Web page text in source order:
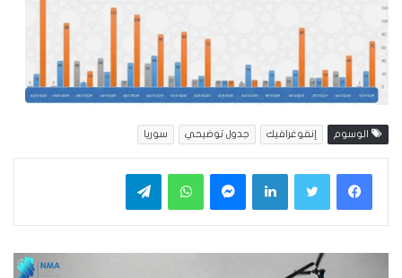
الوسوم إنفوغرافيك جدول توضيحي سوريا
فيسبوكتويتر لينكدإن ماسنجر واتساب تيلقرام